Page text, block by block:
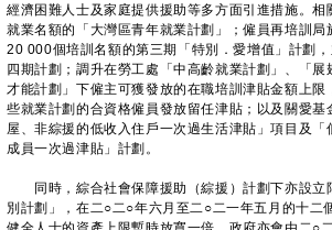
經濟困難人士及家庭提供援助等多方面引進措施。
就業名額的「大灣區青年就業計劃」；僱員再培訓局
20 000個培訓名額的第三期「特別．愛增值」計劃
四期計劃；調升在勞工處「中高齡就業計劃」、「展
才能計劃」下僱主可獲發放的在職培訓津貼金額上限
些就業計劃的合資格僱員發放留任津貼；以及關愛基
屋、非綜援的低收入住戶一次過生活津貼」項目及
成員一次過津貼」計劃。
同時，綜合社會保障援助（綜援）計劃下亦設立
別計劃」，在二○二○年六月至二○二一年五月的十二